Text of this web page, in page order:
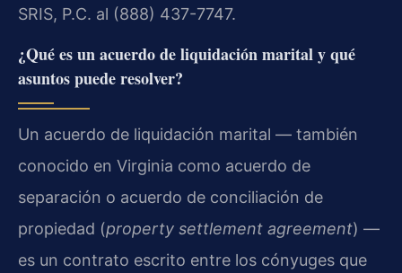
SRIS, P.C. al (888) 437-7747.
¿Qué es un acuerdo de liquidación marital y qué
asuntos puede resolver?
Un acuerdo de liquidación marital — también
conocido en Virginia como acuerdo de
separación o acuerdo de conciliación de
propiedad (property settlement agreement) —
es un contrato escrito entre los cónyuges que